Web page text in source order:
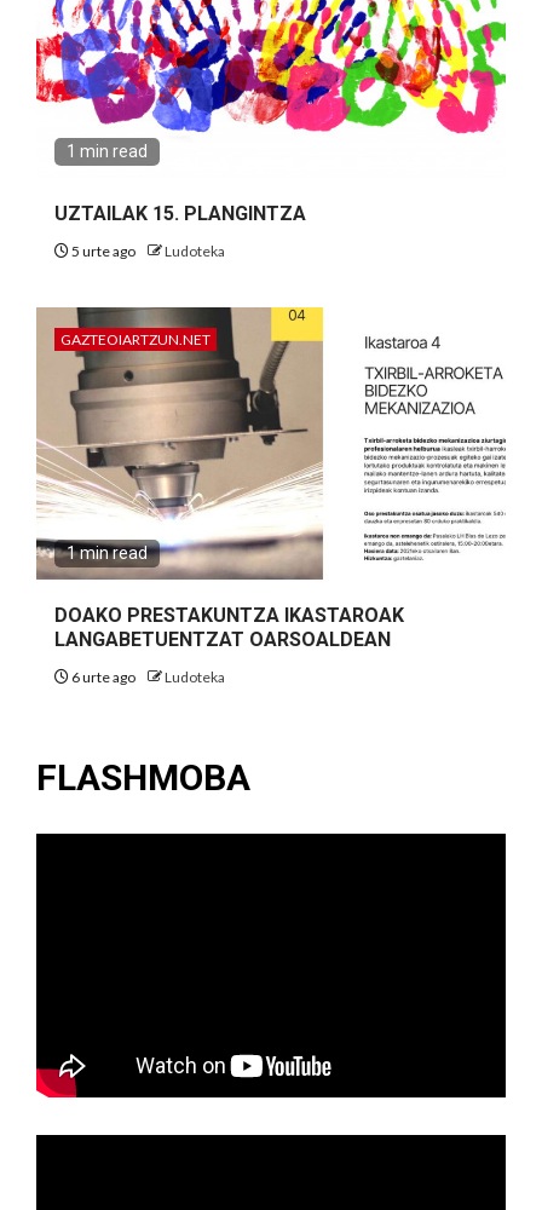
1 min read
UZTAILAK 15. PLANGINTZA
5 urte ago Ludoteka
GAZTEOIARTZUN.NET
1 min read
DOAKO PRESTAKUNTZA IKASTAROAK
LANGABETUENTZAT OARSOALDEAN
6 urte ago Ludoteka
FLASHMOBA